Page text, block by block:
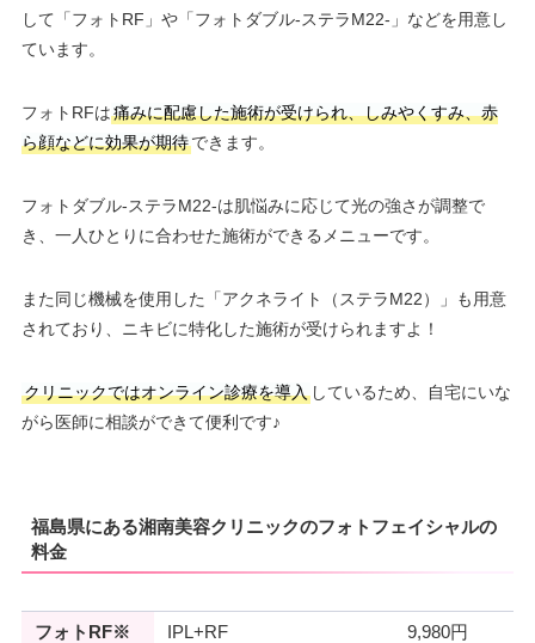
して「フォトRF」や「フォトダブル-ステラM22-」などを用意し
ています。
フォトRFは痛みに配慮した施術が受けられ、しみやくすみ、赤
ら顔などに効果が期待できます。
フォトダブル-ステラM22-は肌悩みに応じて光の強さが調整で
き、一人ひとりに合わせた施術ができるメニューです。
また同じ機械を使用した「アクネライト（ステラM22）」も用意
されており、ニキビに特化した施術が受けられますよ！
クリニックではオンライン診療を導入しているため、自宅にいな
がら医師に相談ができて便利です♪
福島県にある湘南美容クリニックのフォトフェイシャルの
料金
フォトRF※ IPL+RF 9,980円